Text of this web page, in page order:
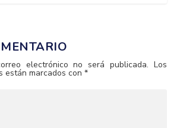
electrónico no será publicada. Los
están marcados con*